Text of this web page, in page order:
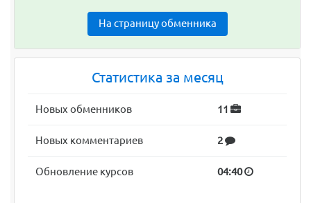
На страницу обменника
Статистика за месяц
Новых обменников 11
Новых комментариев 2
Обновление курсов 04:40